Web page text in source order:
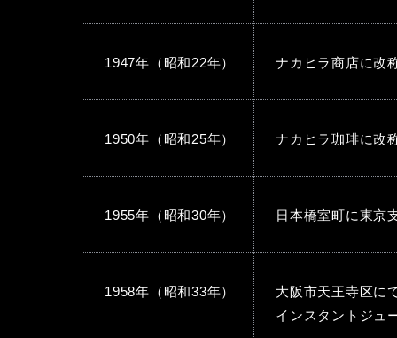
1947年（昭和22年） ナカヒラ商店に改
1950年（昭和25年） ナカヒラ珈琲に改
1955年（昭和30年） 日本橋室町に東京
1958年（昭和33年）
大阪市天王寺区に
インスタントジュ